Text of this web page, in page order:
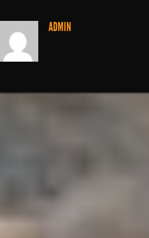
ADMIN